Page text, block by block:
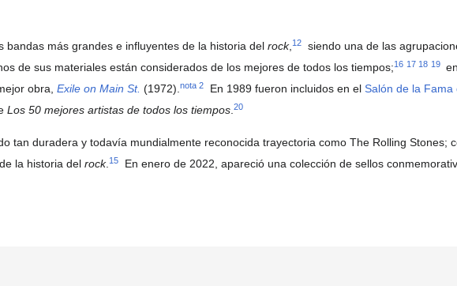
más grandes e influyentes de la historia del rock,12
siendo una de las
de sus materiales están considerados de los mejores de todos los tiempos;16 17 18 19
obra, Exile on Main St. (1972).nota 2 ​ En 1989 fueron incluidos en el Salón de la Fama
Los 50 mejores artistas de todos los tiempos.20
tan duradera y todavía mundialmente reconocida trayectoria como The Rolling Stones;
la historia del rock.15 En enero de 2022, apareció una colección de sellos